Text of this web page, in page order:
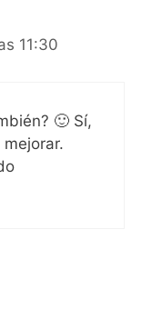
11:30
🙂 Sí,